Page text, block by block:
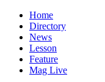
Home
Directory
News
Lesson
Feature
Mag Live